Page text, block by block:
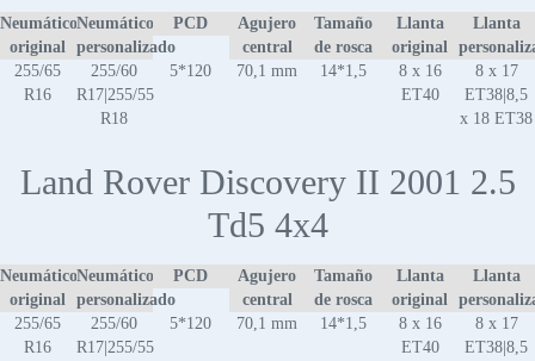
Neumático
original
Neumático
personalizado
PCD
Agujero
central
Tamaño
de rosca
Llanta
original
Llanta
255/65
R16
255/60
R17|255/55
R18
5*120 70,1 mm 14*1,5
8 x 16
ET40
8 x 17
ET38|8,5
x 18 ET38
Land Rover Discovery II 2001 2.5
Td5 4x4
Neumático
original
Neumático
personalizado
PCD
Agujero
central
Tamaño
de rosca
Llanta
original
Llanta
255/65
R16
255/60
R17|255/55
5*120 70,1 mm 14*1,5
8 x 16
ET40
8 x 17
ET38|8,5